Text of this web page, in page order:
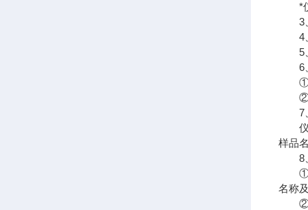
*仪
3、
4、
5、
6、
①仪
②智
7、
仪器
样品
8、
①采
名称
②仪